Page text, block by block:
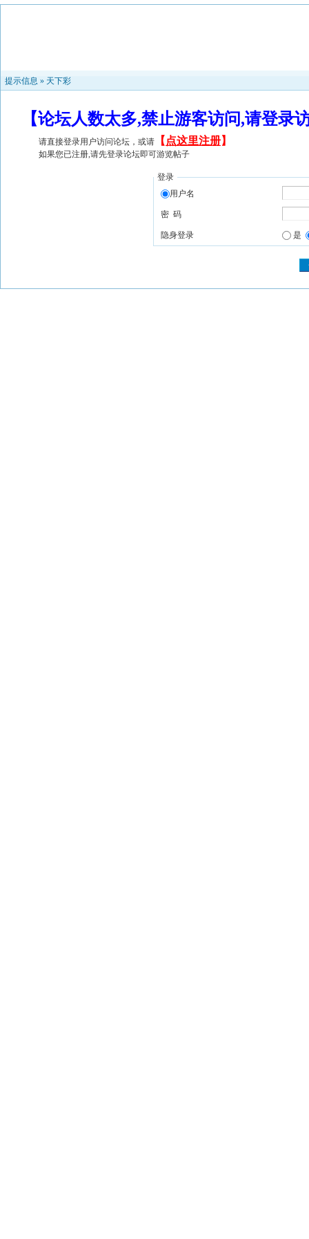
提示信息 » 天下彩
【论坛人数太多,禁止游客访问,请登
请直接登录用户访问论坛，或请 【 点这里注册】
如果您已注册,请先登录论坛即可游览帖子
登录
用户名
密 码
隐身登录 是